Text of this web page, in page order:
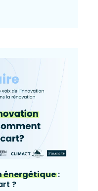
énergétique:
?